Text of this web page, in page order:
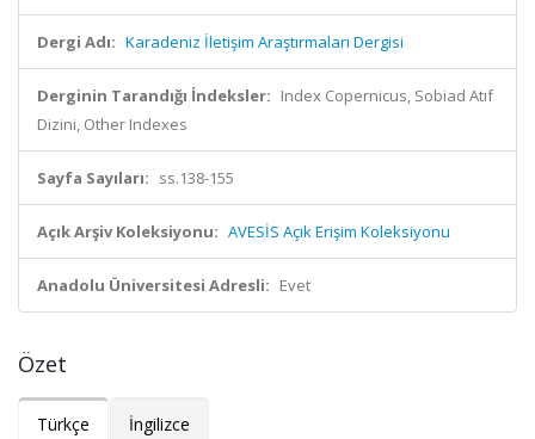
Dergi Adı: Karadeniz İletişim Araştırmaları Dergisi
Derginin Tarandığı İndeksler: Index Copernicus, Sobiad Atıf
Dizini, Other Indexes
Sayfa Sayıları: ss.138-155
Açık Arşiv Koleksiyonu: AVESİS Açık Erişim Koleksiyonu
Anadolu Üniversitesi Adresli: Evet
Özet
Türkçe İngilizce